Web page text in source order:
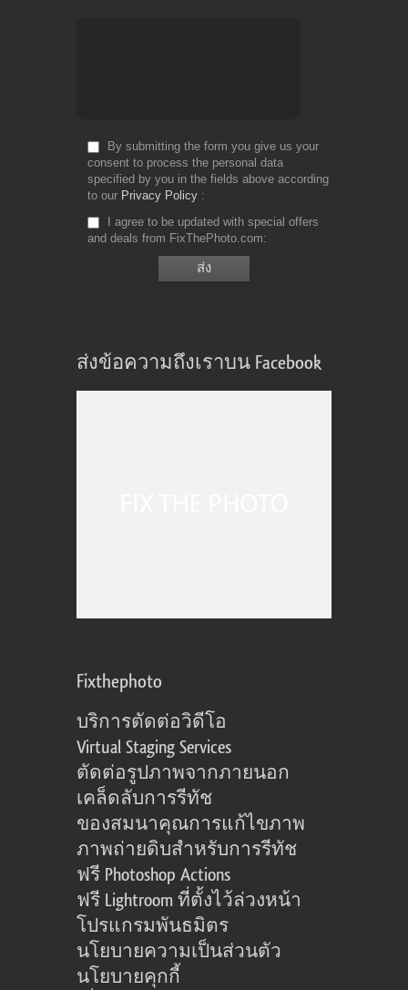
By submitting the form you give us your
consent to process the personal data
specified by you in the fields above according
to our Privacy Policy
I agree to be updated with special offers
and deals from FixThePhoto.com
ส่งข้อความถึงเราบน Facebook
Fixthephoto
บริการตัดต่อวิดีโอ
Virtual Staging Services
ตัดต่อรูปภาพจากภายนอก
เคล็ดลับการรีทัช
ของสมนาคุณการแก้ไขภาพ
ภาพถ่ายดิบสำหรับการรีทัช
ฟรี Photoshop Actions
ฟรี Lightroom ที่ตั้งไว้ล่วงหน้า
โปรแกรมพันธมิตร
นโยบายความเป็นส่วนตัว
นโยบายคุกกี้